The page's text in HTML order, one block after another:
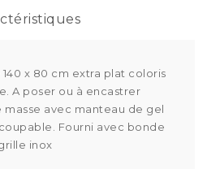
x 80 cm extra plat coloris
A poser ou à encastrer
avec manteau de gel
Fourni avec bonde
inox